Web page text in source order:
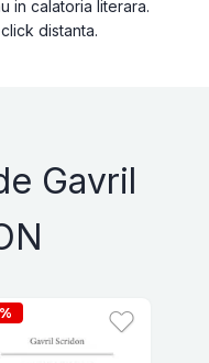
in calatoria literara.
distanta.
Gavril